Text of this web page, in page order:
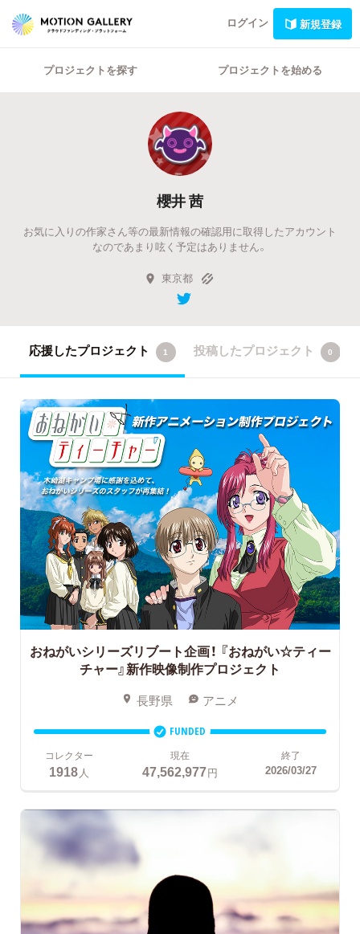
ログイン 新規登録
プロジェクトを探す プロジェクトを始める
櫻井 茜
お気に入りの作家さん等の最新情報の確認用に取得したアカウント
なのであまり呟く予定はありません。
東京都
応援したプロジェクト 1 投稿したプロジェクト 0
おねがいシリーズリブート企画！ 『おねがい☆ティー
チャー』新作映像制作プロジェクト
長野県 アニメ
FUNDED
コレクター
1918 人
現在
47,562,977円
終了
2026/03/27